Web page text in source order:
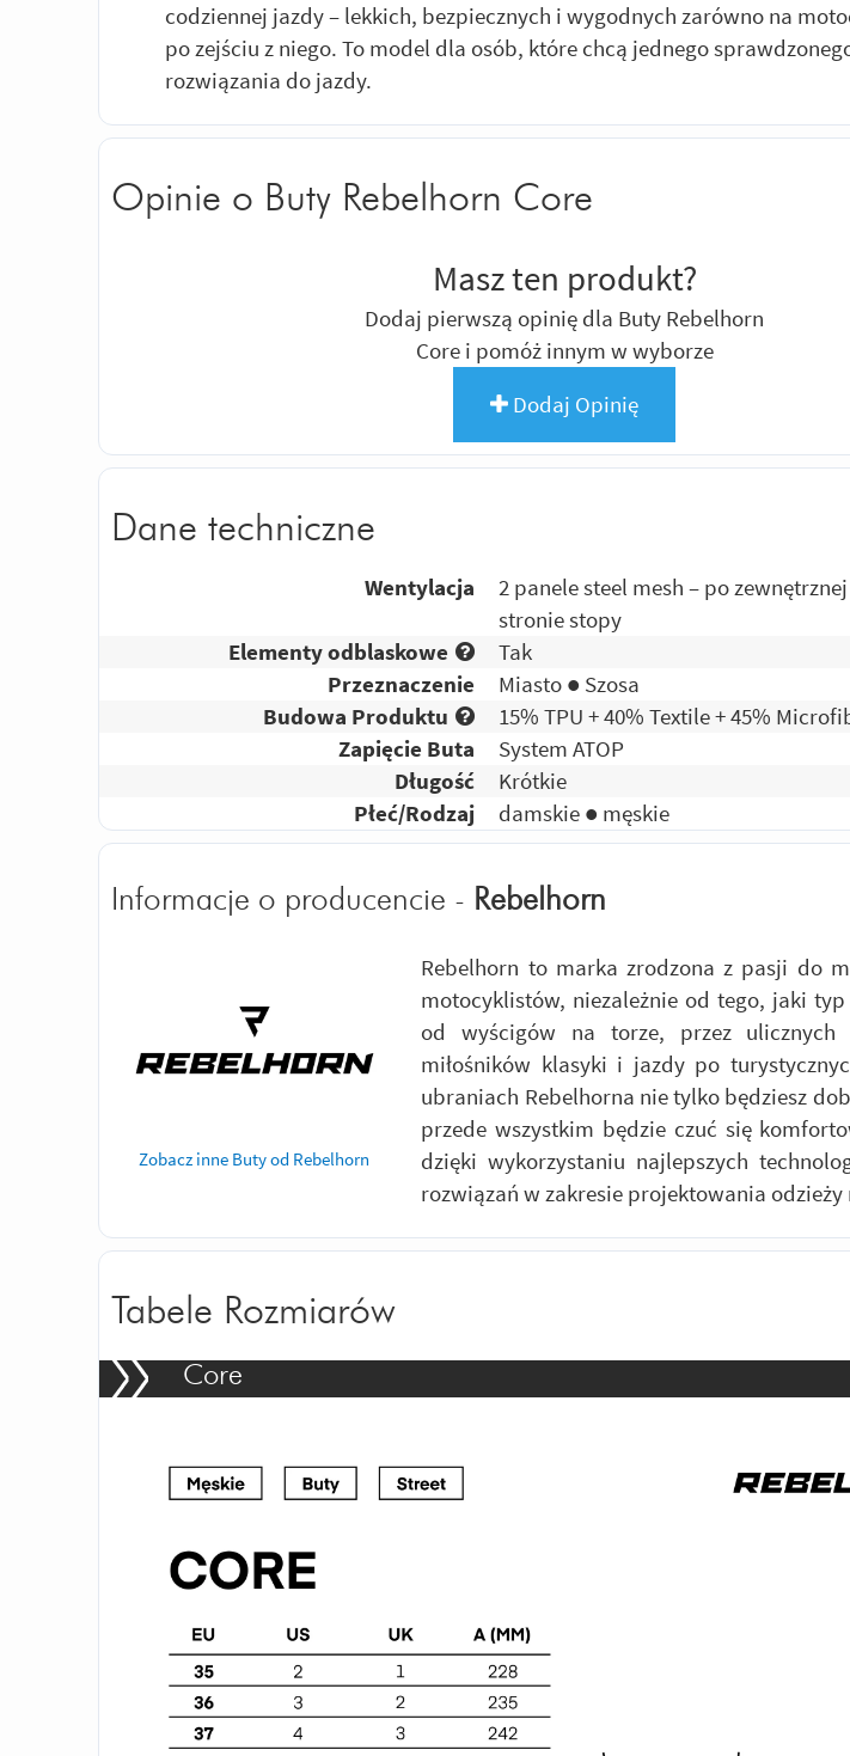
codziennej jazdy – lekkich, bezpiecznych i wygodnych zarówno na
po zejściu z niego. To model dla osób, które chcą jednego
rozwiązania do jazdy.
Opinie o Buty Rebelhorn Core
Masz ten produkt?
Dodaj pierwszą opinię dla Buty Rebelhorn
Core i pomóż innym w wyborze
Dodaj Opinię
Dane techniczne
Wentylacja
2 panele steel mesh – po
stronie stopy
Elementy odblaskowe
Tak
Przeznaczenie
Miasto ● Szosa
Budowa Produktu
15% TPU + 40% Textile + 45%
Zapięcie Buta
System ATOP
Długość
Krótkie
Płeć/Rodzaj
damskie ● męskie
Informacje o producencie - Rebelhorn
Zobacz inne Buty od Rebelhorn
Rebelhorn to marka zrodzona z pasji do
motocyklistów, niezależnie od tego, jaki
od wyścigów na torze, przez ulicznych
miłośników klasyki i jazdy po
ubraniach Rebelhorna nie tylko będziesz
przede wszystkim będzie czuć się
dzięki wykorzystaniu najlepszych
rozwiązań w zakresie projektowania
Tabele Rozmiarów
Core